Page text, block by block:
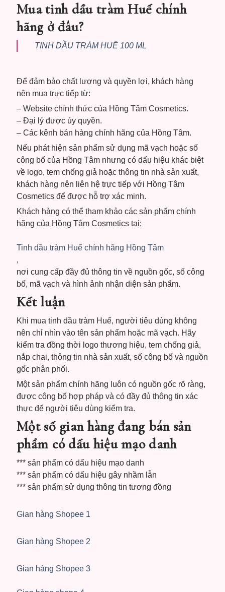
Mua tinh dầu tràm Huế chính
hãng ở đâu?
TINH DẦU TRÀM HUÊ 100 ML
Để đảm bảo chất lượng và quyền lợi, khách hàng
nên mua trực tiếp từ:
– Website chính thức của Hồng Tâm Cosmetics.
– Đại lý được ủy quyền.
– Các kênh bán hàng chính hãng của Hồng Tâm.
Nếu phát hiện sản phẩm sử dụng mã vạch hoặc số
công bố của Hồng Tâm nhưng có dấu hiệu khác biệt
về logo, tem chống giả hoặc thông tin nhà sản xuất,
khách hàng nên liên hệ trực tiếp với Hồng Tâm
Cosmetics để được hỗ trợ xác minh.
Khách hàng có thể tham khảo các sản phẩm chính
hãng của Hồng Tâm Cosmetics tại:
Tinh dầu tràm Huế chính hãng Hồng Tâm
,
nơi cung cấp đầy đủ thông tin về nguồn gốc, số công
bố, mã vạch và hình ảnh nhận diện sản phẩm.
Kết luận
Khi mua tinh dầu tràm Huế, người tiêu dùng không
nên chỉ nhìn vào tên sản phẩm hoặc mã vạch. Hãy
kiểm tra đồng thời logo thương hiệu, tem chống giả,
nắp chai, thông tin nhà sản xuất, số công bố và nguồn
gốc phân phối.
Một sản phẩm chính hãng luôn có nguồn gốc rõ ràng,
được công bố hợp pháp và có đầy đủ thông tin xác
thực để người tiêu dùng kiểm tra.
Một số gian hàng đang bán sản
phẩm có dấu hiệu mạo danh
*** sản phẩm có dấu hiệu mạo danh
*** sản phẩm có dấu hiệu gây nhầm lẫn
*** sản phẩm sử dụng thông tin tương đồng
Gian hàng Shopee 1
Gian hàng Shopee 2
Gian hàng Shopee 3